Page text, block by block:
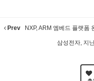
Prev NXP, ARM 엠베드 플랫폼
삼성전자, 지